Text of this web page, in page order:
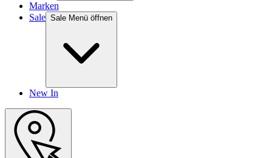
Marken
Sale Sale Menü öffnen
New In